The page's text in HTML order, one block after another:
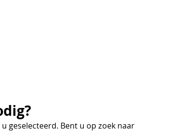
geselecteerd. Bent u op zoek naar